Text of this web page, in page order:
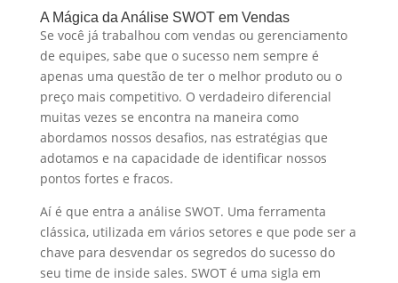
A Mágica da Análise SWOT em Vendas
Se você já trabalhou com vendas ou gerenciamento
de equipes, sabe que o sucesso nem sempre é
apenas uma questão de ter o melhor produto ou o
preço mais competitivo. O verdadeiro diferencial
muitas vezes se encontra na maneira como
abordamos nossos desafios, nas estratégias que
adotamos e na capacidade de identificar nossos
pontos fortes e fracos.
Aí é que entra a análise SWOT. Uma ferramenta
clássica, utilizada em vários setores e que pode ser a
chave para desvendar os segredos do sucesso do
seu time de inside sales. SWOT é uma sigla em